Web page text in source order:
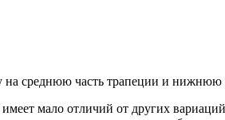
на среднюю часть трапеции и нижнюю
мало отличий от других